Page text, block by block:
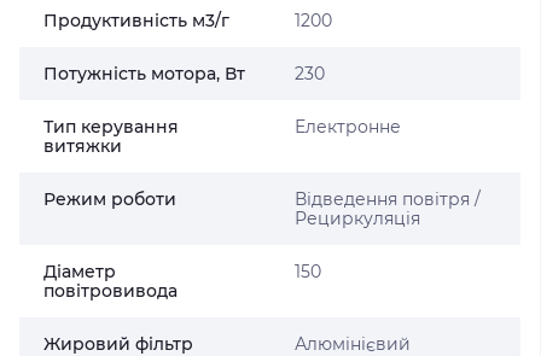
Продуктивність м3/г 1200
Потужність мотора, Вт 230
Тип керування
витяжки
Електронне
Режим роботи
Відведення повітря /
Рециркуляція
Діаметр
повітровивода
150
Жировий фільтр Алюмінієвий